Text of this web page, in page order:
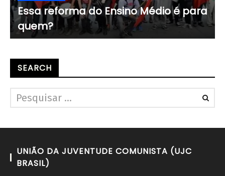
Essa reforma do Ensino Médio é para
quem?
SEARCH
UNIÃO DA JUVENTUDE COMUNISTA (UJC
BRASIL)